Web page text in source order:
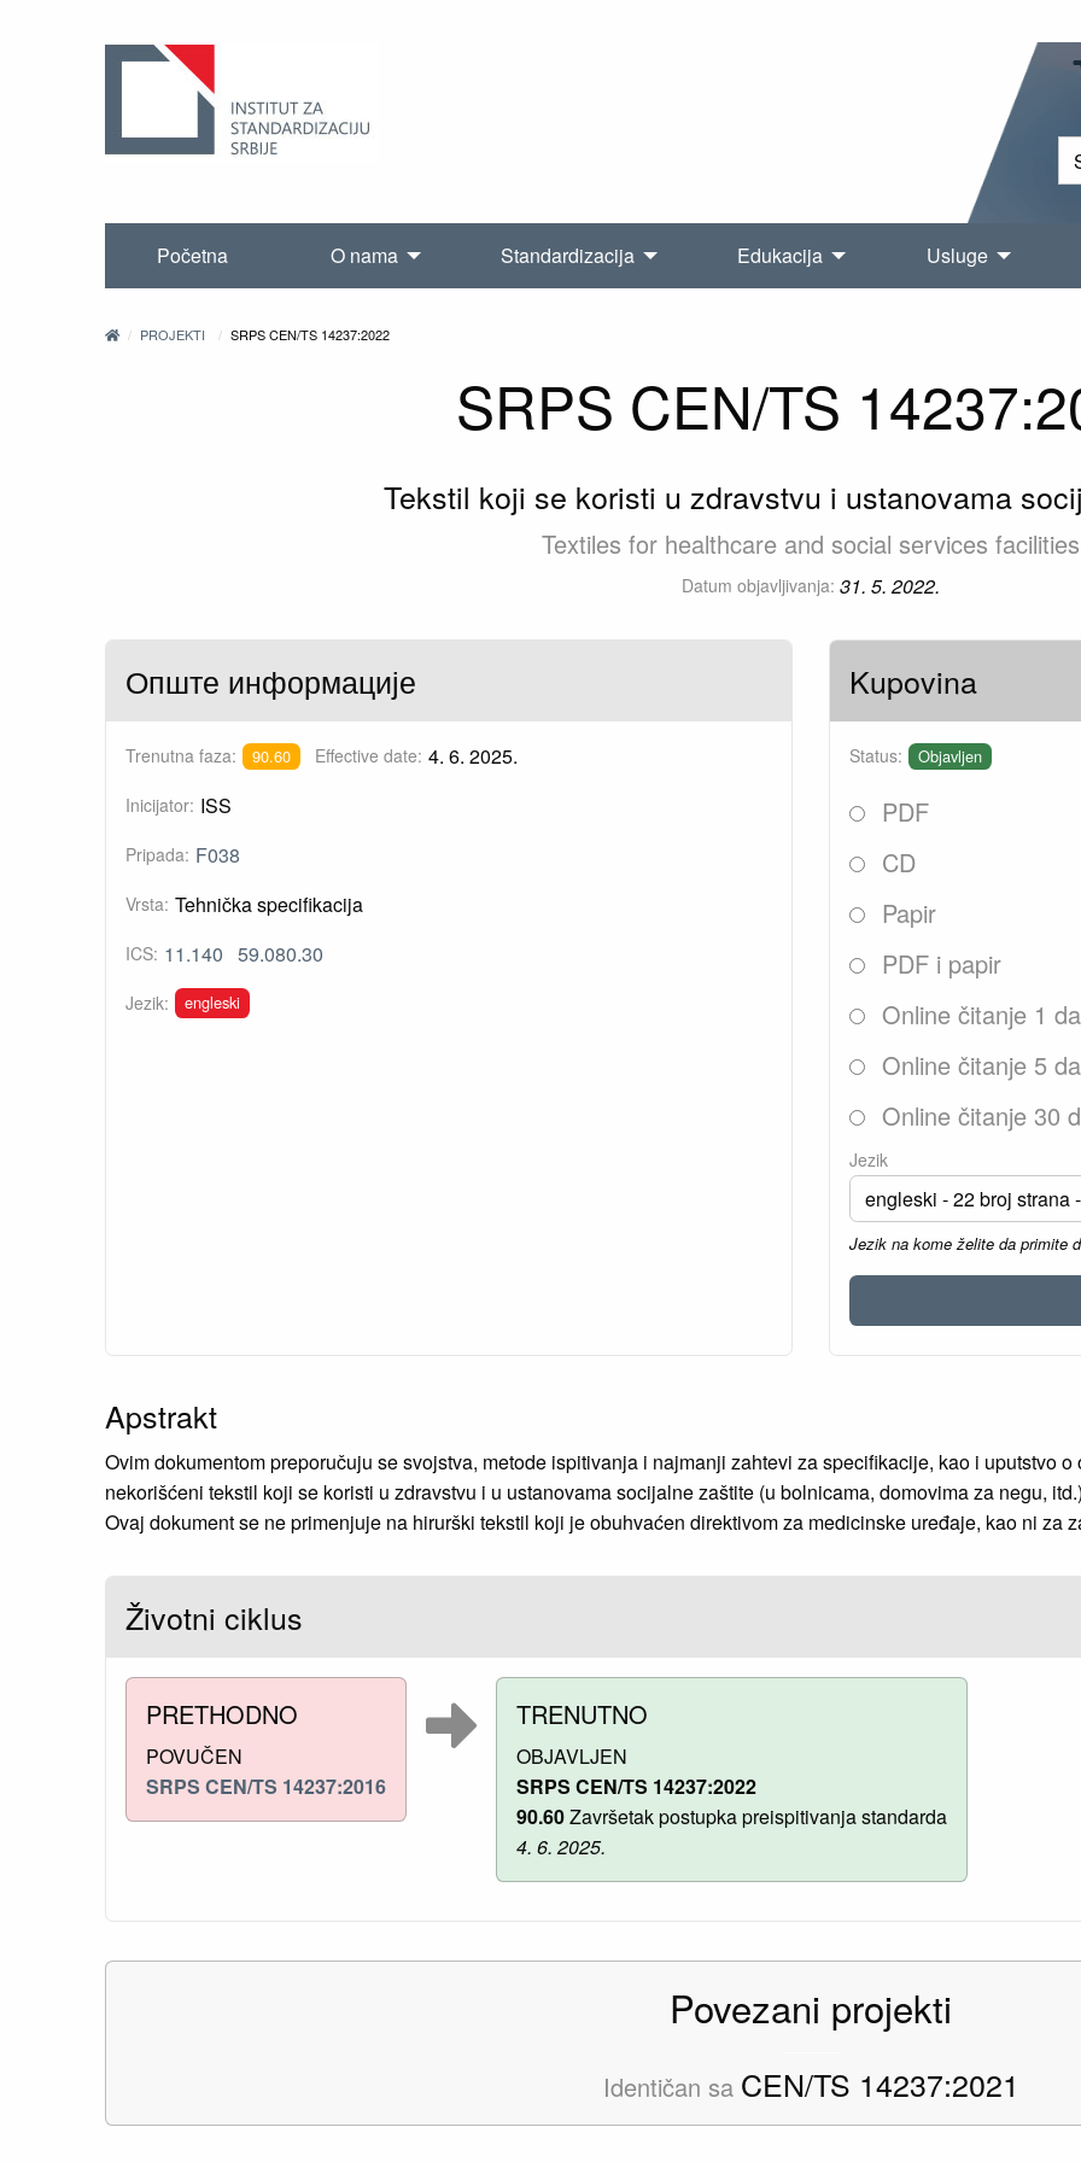
Početna O nama Standardizacija Edukacija Usluge
PROJEKTI SRPS CEN/TS 14237:2022
SRPS CEN/TS
Tekstil koji se koristi u zdravstvu i ustanovama
Textiles for healthcare and social services facilities
Datum objavljivanja: 31. 5. 2022.
Опште информације
Trenutna faza: 90.60 Effective date: 4. 6. 2025.
Inicijator: ISS
Pripada: F038
Vrsta: Tehnička specifikacija
ICS: 11.140 59.080.30
Jezik: engleski
Kupovina
Status: Objavljen
PDF
CD
Papir
PDF i papir
Online čitanje 1
Online čitanje 5
Online čitanje 30
Jezik
Jezik na kome želite da primite
Apstrakt
Ovim dokumentom preporučuju se svojstva, metode ispitivanja i najmanji zahtevi za specifikacije, kao i uputstvo
nekorišćeni tekstil koji se koristi u zdravstvu i u ustanovama socijalne zaštite (u bolnicama, domovima za negu,
Ovaj dokument se ne primenjuje na hirurški tekstil koji je obuhvaćen direktivom za medicinske uređaje, kao ni za
Životni ciklus
PRETHODNO
POVUČEN
SRPS CEN/TS 14237:2016
TRENUTNO
OBJAVLJEN
SRPS CEN/TS 14237:2022
90.60Završetak postupka preispitivanja standarda
4. 6. 2025.
Povezani projekti
Identičan sa CEN/TS 14237:2021